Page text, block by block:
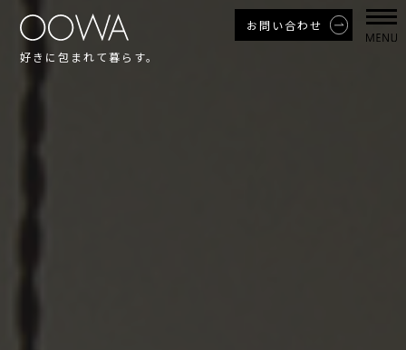
お問い合わせ
好きに包まれて暮らす。